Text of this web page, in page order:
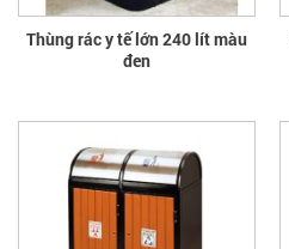
Thùng rác y tế lớn 240 lít màu
đen